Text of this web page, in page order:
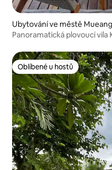
Ubytování ve městě
ct
Panoramatická plovoucí vila
Oblíbené u hostů
Oblíbené u hostů